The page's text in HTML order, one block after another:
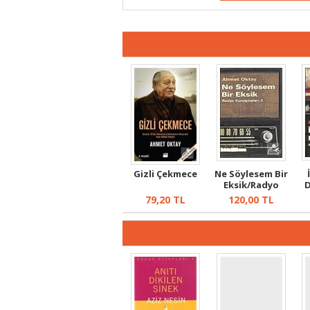
Gizli Çekmece
79,20TL
Ne Söylesem Bir
Eksik/Radyo
Konuşmaları ...
120,00TL